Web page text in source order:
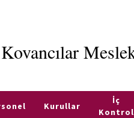
Kovancılar
Kurullar
İç
Kontrol